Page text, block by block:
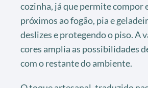
cozinha, já que permite compor
próximos ao fogão, pia e
deslizes e protegendo o piso. A
cores amplia as possibilidades
com o restante do ambiente.